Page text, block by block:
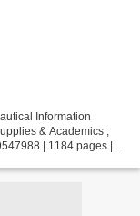
Information
& Academics ;
| 1184 pages |